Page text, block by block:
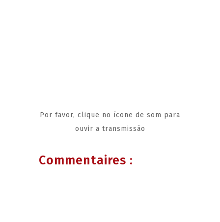
Por favor, clique no ícone de som para
ouvir a transmissão
Commentaires :